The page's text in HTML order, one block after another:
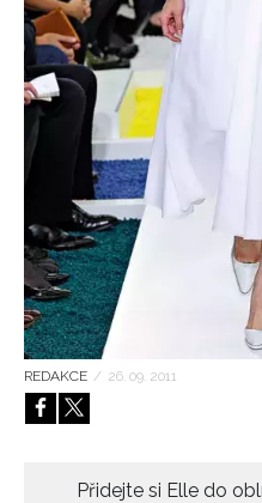
HOME
REDAKCE / 26. 09. 2011
Přidejte si Elle do